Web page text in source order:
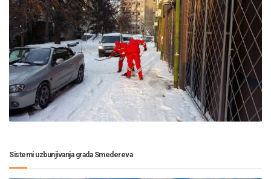
Sistemi uzbunjivanja grada Smedereva